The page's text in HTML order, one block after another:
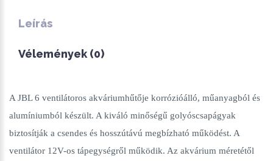
Leírás
Vélemények (0)
A JBL 6 ventilátoros akváriumhűtője korrózióálló, műanyagból és
alumíniumból készült. A kiváló minőségű golyóscsapágyak
biztosítják a csendes és hosszútávú megbízható működést. A
ventilátor 12V-os tápegységről működik. Az akvárium méretétől